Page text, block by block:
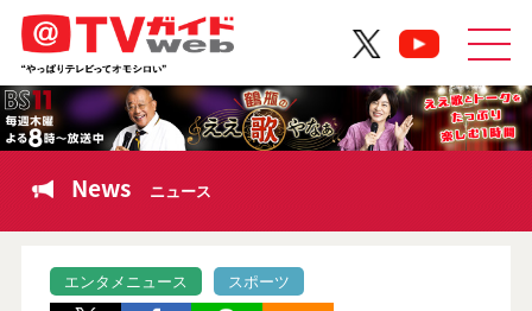
News ニュース
エンタメニュース スポーツ